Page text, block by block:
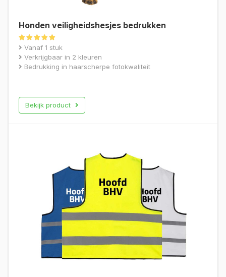
Honden veiligheidshesjes bedrukken
Gewaardeerd
5.00
uit 5
Vanaf 1 stuk
Verkrijgbaar in 2 kleuren
Bedrukking in haarscherpe fotokwaliteit
Bekijk product